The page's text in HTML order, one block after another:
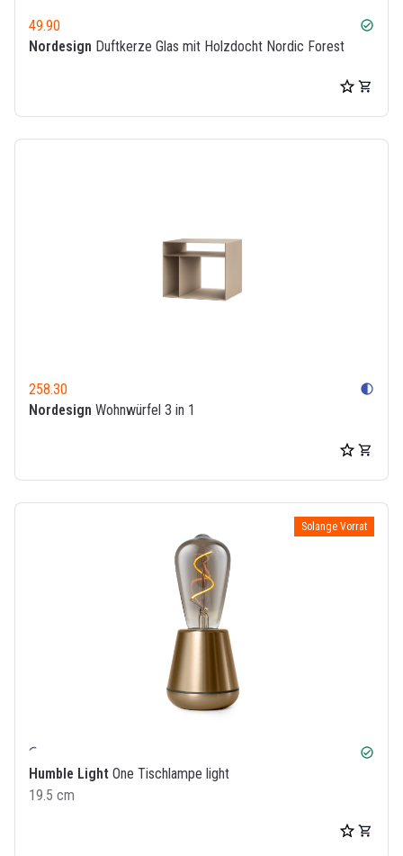
49.90 check_circle
Nordesign Duftkerze Glas mit Holzdocht Nordic Forest
258.30 contrast
Nordesign Wohnwürfel 3 in 1
Solange Vorrat
check_circle
Humble Light One Tischlampe light
19.5 cm